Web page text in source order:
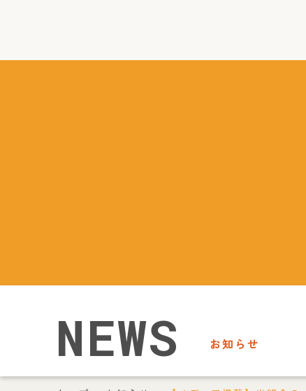
NEWS お知らせ